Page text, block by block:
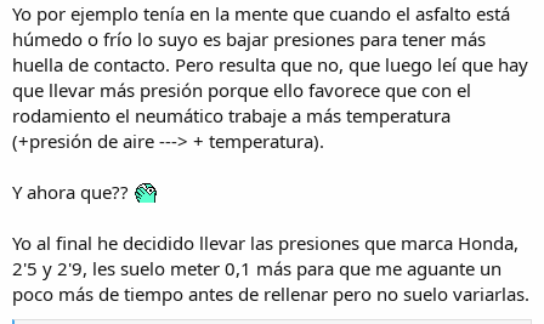
Yo por ejemplo tenía en la mente que cuando el asfalto está
húmedo o frío lo suyo es bajar presiones para tener más
huella de contacto. Pero resulta que no, que luego leí que hay
que llevar más presión porque ello favorece que con el
rodamiento el neumático trabaje a más temperatura
(+presión de aire ---> + temperatura).
Y ahora que??
Yo al final he decidido llevar las presiones que marca Honda,
2'5 y 2'9, les suelo meter 0,1 más para que me aguante un
poco más de tiempo antes de rellenar pero no suelo variarlas.